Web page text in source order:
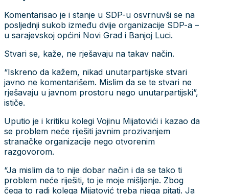
Komentarisao je i stanje u SDP-u osvrnuvši se na
posljednji sukob između dvije organizacije SDP-a –
u sarajevskoj općini Novi Grad i Banjoj Luci.
Stvari se, kaže, ne rješavaju na takav način.
“Iskreno da kažem, nikad unutarpartijske stvari
javno ne komentarišem. Mislim da se te stvari ne
rješavaju u javnom prostoru nego unutarpartijski”,
ističe.
Uputio je i kritiku kolegi Vojinu Mijatovići i kazao da
se problem neće riješiti javnim prozivanjem
stranačke organizacije nego otvorenim
razgovorom.
“Ja mislim da to nije dobar način i da se tako ti
problem neće riješiti, to je moje mišljenje. Zbog
čega to radi kolega Mijatović treba njega pitati. Ja